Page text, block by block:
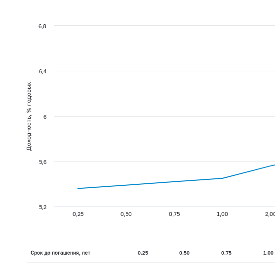
Доходность, % годовых
0,25 0,50 0,75 1,00
5,2
5,6
6
6,4
6,8
Срок до погашения, лет 0.25 0.50 0.75 1.00